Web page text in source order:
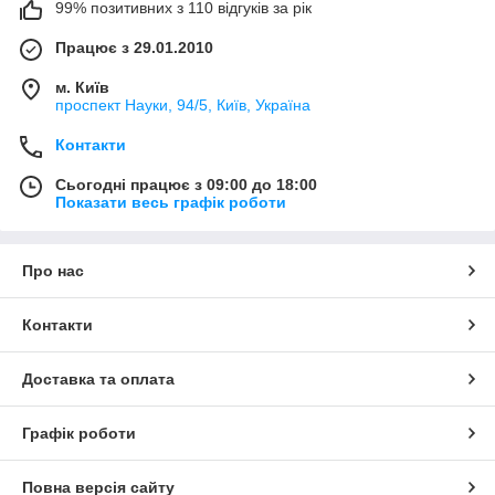
99% позитивних з 110 відгуків за рік
Працює з 29.01.2010
м. Київ
проспект Науки, 94/5, Київ, Україна
Контакти
Сьогодні працює з 09:00 до 18:00
Показати весь графік роботи
Про нас
Контакти
Доставка та оплата
Графік роботи
Повна версія сайту